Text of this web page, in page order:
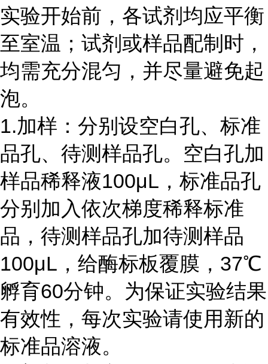
实验开始前，各试剂均应平衡
至室温；试剂或样品配制时，
均需充分混匀，并尽量避免起
泡。
1.加样：分别设空白孔、标准
品孔、待测样品孔。空白孔加
样品稀释液100μL ，标准品孔
分别加入依次梯度稀释标准
品，待测样品孔加待测样品
100μL ，给酶标板覆膜， 37℃
孵育60分钟。为保证实验结果
有效性，每次实验请使用新的
标准品溶液。